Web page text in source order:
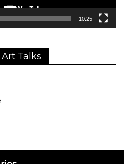
10:25
Talks